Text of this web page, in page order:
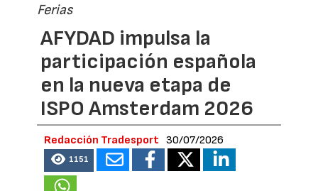
Ferias
AFYDAD impulsa la
participación española
en la nueva etapa de
ISPO Amsterdam 2026
Redacción Tradesport 30/07/2026
1151